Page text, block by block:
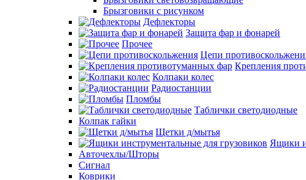
Брызговики с рисунком
Дефлекторы
Защита фар и фонарей
Прочее
Цепи
Крепления
Колпаки колес
Радиостанции
Пломбы
Таблички светодиодные
Колпак гайки
Щетки д/мытья
Ящики
Авточехлы/Шторы
Сигнал
Коврики